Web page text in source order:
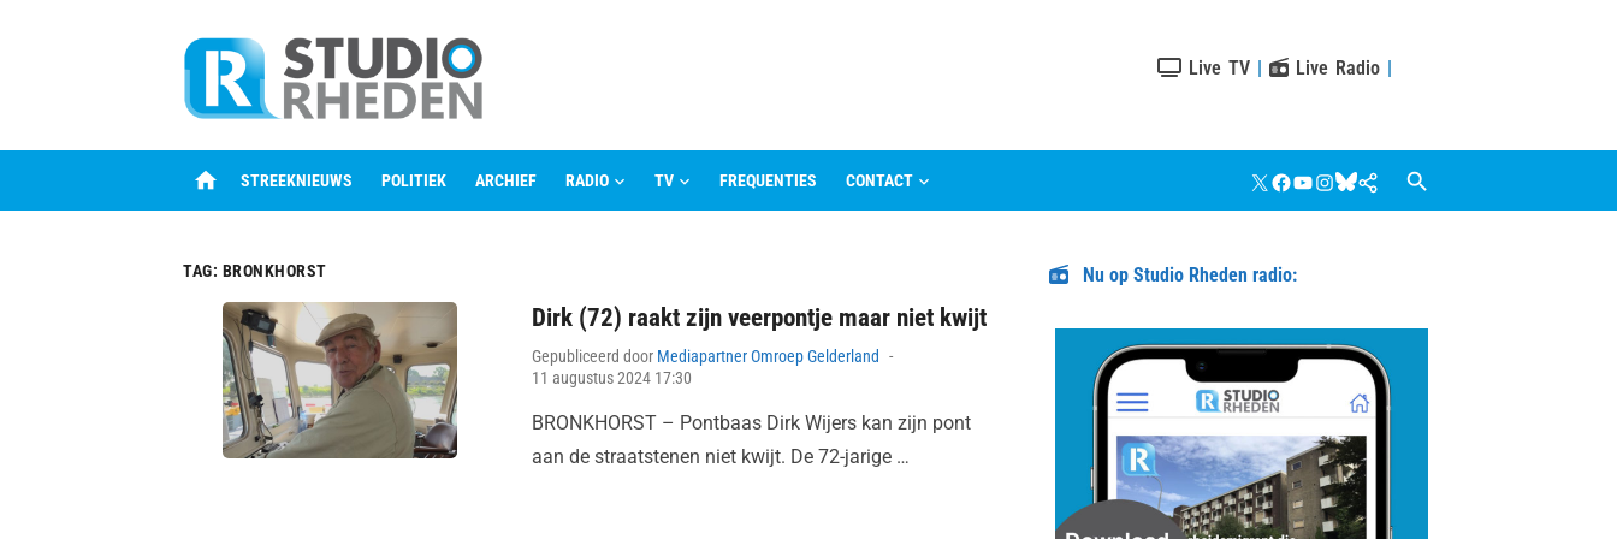
Live TV | Live Radio |
home STREEKNIEUWS POLITIEK ARCHIEF RADIO TV FREQUENTIES CONTACT X Facebook
YouTube
Instagram
Bluesky
Google
Nieuws
TAG: BRONKHORST
Dirk (72) raakt zijn veerpontje maar niet kwijt
Gepubliceerd door Mediapartner Omroep Gelderland
11 augustus 2024 17:30
BRONKHORST – Pontbaas Dirk Wijers kan zijn pont
aan de straatstenen niet kwijt. De 72-jarige …
Nu op Studio Rheden radio: